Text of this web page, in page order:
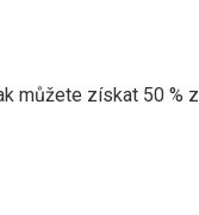
můžete získat 50 % z